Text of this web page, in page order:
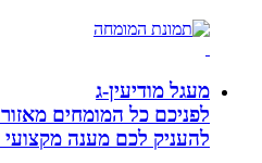
מעגל מודיעין-ג
לפניכם כל המומחים מאזור
להעניק לכם מענה מקצועי